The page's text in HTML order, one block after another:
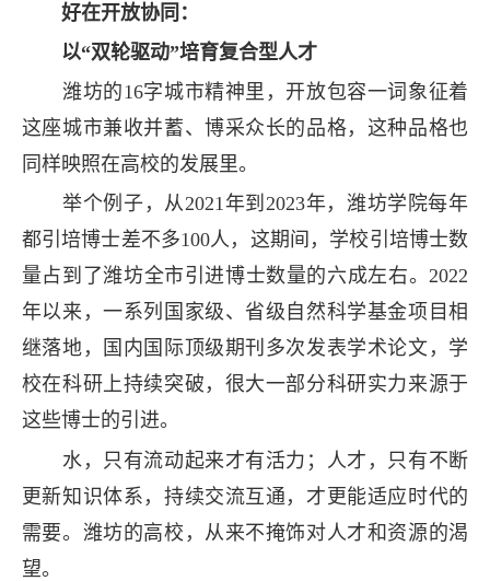
好在开放协同：
以“双轮驱动”培育复合型人才
潍坊的16字城市精神里，开放包容一词象征着
这座城市兼收并蓄、博采众长的品格，这种品格也
同样映照在高校的发展里。
举个例子，从2021年到2023年，潍坊学院每年
都引培博士差不多100人，这期间，学校引培博士数
量占到了潍坊全市引进博士数量的六成左右。2022
年以来，一系列国家级、省级自然科学基金项目相
继落地，国内国际顶级期刊多次发表学术论文，学
校在科研上持续突破，很大一部分科研实力来源于
这些博士的引进。
水，只有流动起来才有活力；人才，只有不断
更新知识体系，持续交流互通，才更能适应时代的
需要。潍坊的高校，从来不掩饰对人才和资源的渴
望。